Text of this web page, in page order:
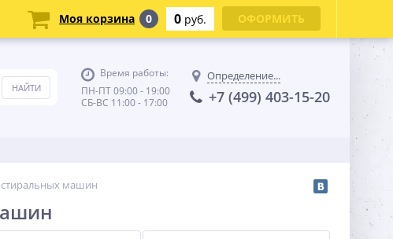
Время работы:
ПН-ПТ 09:00 - 19:00
СБ-ВС 11:00 - 17:00
Определение...
+7 (499) 403-15-20
стиральных машин
Моя корзина 0 0 руб. ОФОРМИТЬ